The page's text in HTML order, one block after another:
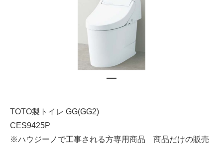
TOTO製トイレ GG(GG2)
CES9425P
※ハウジーノで工事される方専用商品 商品だけの販売